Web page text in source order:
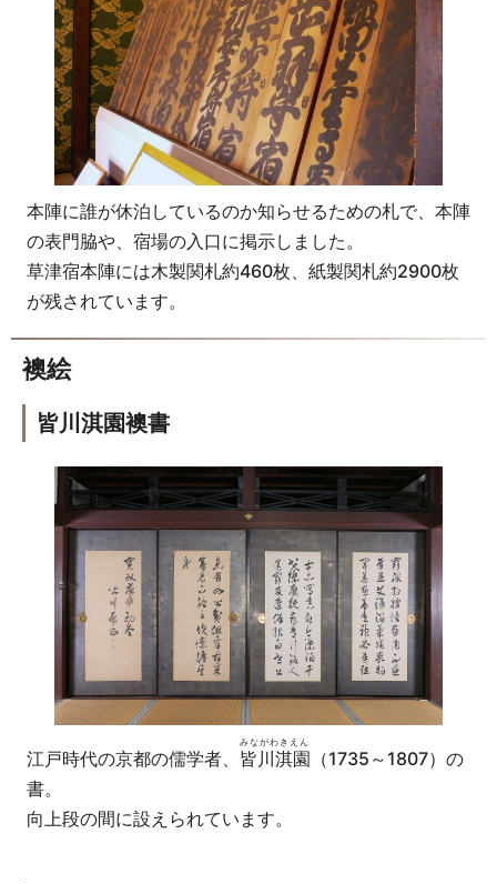
本陣に誰が休泊しているのか知らせるための札で、本陣
の表門脇や、宿場の入口に掲示しました。
草津宿本陣には木製関札約460枚、紙製関札約2900枚
が残されています。
襖絵
皆川淇園襖書
江戸時代の京都の儒学者、 皆川淇園
みながわきえん
（1735～1807）の
書。
向上段の間に設えられています。